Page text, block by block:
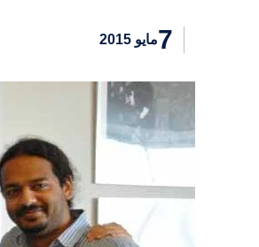
7مايو 2015